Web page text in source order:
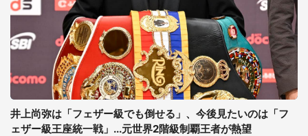
井上尚弥は「フェザー級でも倒せる」、今後見たいのは「フ
ェザー級王座統一戦」...元世界2階級制覇王者が熱望